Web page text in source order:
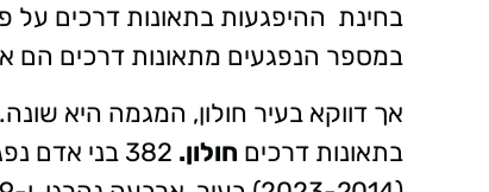
בחינת ההיפגעות בתאונות דרכים על
במספר הנפגעים מתאונות דרכים הם
אך דווקא בעיר חולון, המגמה היא שונה.
בתאונות דרכים חולון.
382 בני